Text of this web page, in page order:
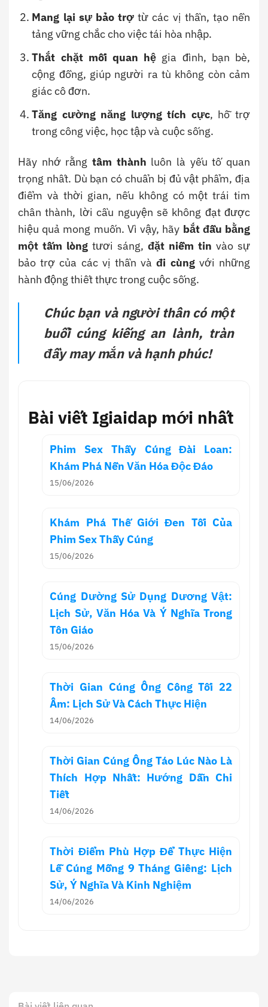
Mang lại sự bảo trợ từ các vị thần, tạo nền
tảng vững chắc cho việc tái hòa nhập.
Thắt chặt mối quan hệ gia đình, bạn bè,
cộng đồng, giúp người ra tù không còn cảm
giác cô đơn.
Tăng cường năng lượng tích cực, hỗ trợ
trong công việc, học tập và cuộc sống.
Hãy nhớ rằng tâm thành luôn là yếu tố quan
trọng nhất. Dù bạn có chuẩn bị đủ vật phẩm, địa
điểm và thời gian, nếu không có một trái tim
chân thành, lời cầu nguyện sẽ không đạt được
hiệu quả mong muốn. Vì vậy, hãy bắt đầu bằng
một tấm lòng tươi sáng, đặt niềm tin vào sự
bảo trợ của các vị thần vàđi cùngvới những
hành động thiết thực trong cuộc sống.
Chúc bạn và người thân có một
buổi cúng kiếng an lành, tràn
đầy may mắn và hạnh phúc!
Bài viết Igiaidap mới nhất
Phim Sex Thầy Cúng Đài Loan:
Khám Phá Nền Văn Hóa Độc Đáo
15/06/2026
Khám Phá Thế Giới Đen Tối Của
Phim Sex Thầy Cúng
15/06/2026
Cúng Dường Sử Dụng Dương Vật:
Lịch Sử, Văn Hóa Và Ý Nghĩa Trong
Tôn Giáo
15/06/2026
Thời Gian Cúng Ông Công Tối 22
Âm: Lịch Sử Và Cách Thực Hiện
14/06/2026
Thời Gian Cúng Ông Táo Lúc Nào Là
Thích Hợp Nhất: Hướng Dẫn Chi
Tiết
14/06/2026
Thời Điểm Phù Hợp Để Thực Hiện
Lễ Cúng Mồng 9 Tháng Giêng: Lịch
Sử, Ý Nghĩa Và Kinh Nghiệm
14/06/2026